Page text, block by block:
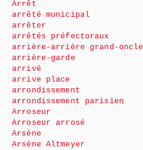
Arrêt
arrêté municipal
arrêter
arrêtés préfectoraux
arrière-arrière grand-oncle
arrière-garde
arrivé
arrive place
arrondissement
arrondissement parisien
Arroseur
Arroseur arrosé
Arsène
Arsène Altmeyer